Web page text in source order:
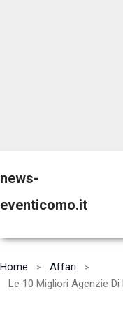
news-
eventicomo.it
Home
Affari
Le 10 Migliori Agenzie